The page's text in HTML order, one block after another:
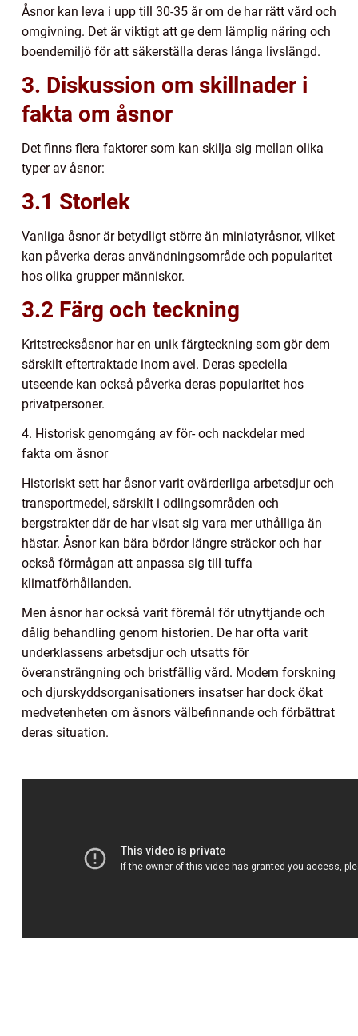
Åsnor kan leva i upp till 30-35 år om de har rätt vård och
omgivning. Det är viktigt att ge dem lämplig näring och
boendemiljö för att säkerställa deras långa livslängd.
3. Diskussion om skillnader i
fakta om åsnor
Det finns flera faktorer som kan skilja sig mellan olika
typer av åsnor:
3.1 Storlek
Vanliga åsnor är betydligt större än miniatyråsnor, vilket
kan påverka deras användningsområde och popularitet
hos olika grupper människor.
3.2 Färg och teckning
Kritstrecksåsnor har en unik färgteckning som gör dem
särskilt eftertraktade inom avel. Deras speciella
utseende kan också påverka deras popularitet hos
privatpersoner.
4. Historisk genomgång av för- och nackdelar med
fakta om åsnor
Historiskt sett har åsnor varit ovärderliga arbetsdjur och
transportmedel, särskilt i odlingsområden och
bergstrakter där de har visat sig vara mer uthålliga än
hästar. Åsnor kan bära bördor längre sträckor och har
också förmågan att anpassa sig till tuffa
klimatförhållanden.
Men åsnor har också varit föremål för utnyttjande och
dålig behandling genom historien. De har ofta varit
underklassens arbetsdjur och utsatts för
överansträngning och bristfällig vård. Modern forskning
och djurskyddsorganisationers insatser har dock ökat
medvetenheten om åsnors välbefinnande och förbättrat
deras situation.